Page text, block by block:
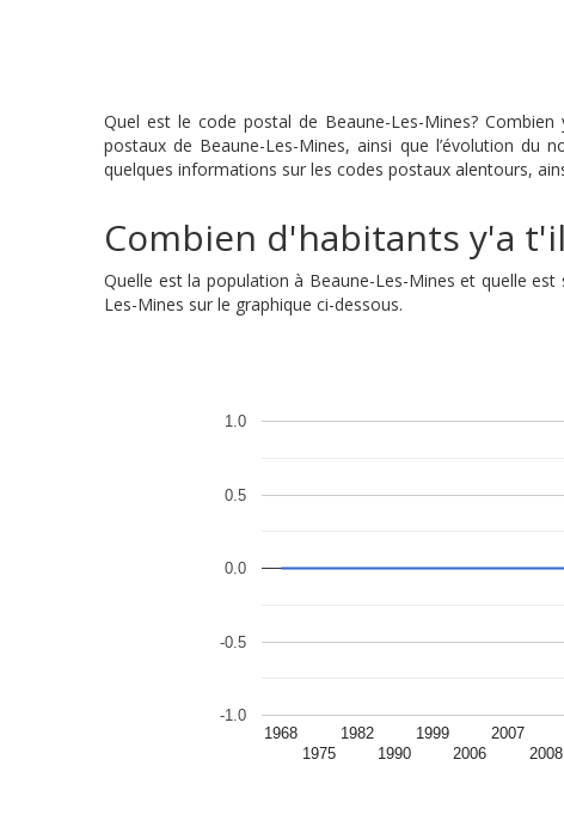
Quel est le code postal de Beaune-Les-Mines?
postaux de Beaune-Les-Mines, ainsi que l’évolution du
quelques informations sur les codes postaux alentours,
Combien d'habitants y'a
Quelle est la population à Beaune-Les-Mines et quelle
Les-Mines sur le graphique ci-dessous.
1968
1975
1982
1990
1999
2006
2007
2008
-1.0
-0.5
0.0
0.5
1.0